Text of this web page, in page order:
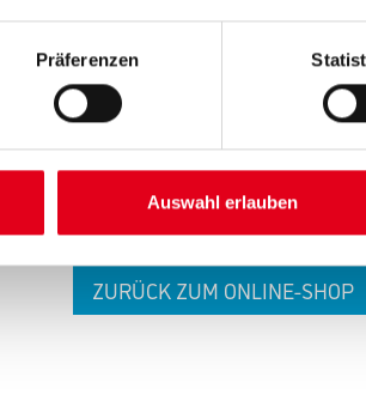
Präferenzen
Auswahl erlauben
Zwischenzeit unseren Online-Shop
ZURÜCK ZUM ONLINE-SHOP